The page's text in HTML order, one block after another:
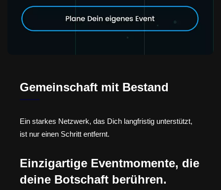
Gemeinschaft mit Bestand
Ein starkes Netzwerk, das Dich langfristig unterstützt,
ist nur einen Schritt entfernt.
Einzigartige Eventmomente, die
deine Botschaft berühren.